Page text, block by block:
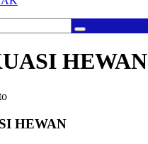
HEWAN
HEWAN